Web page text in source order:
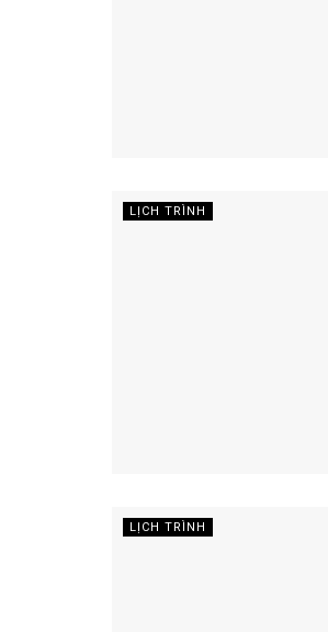
LỊCH TRÌNH
LỊCH TRÌNH